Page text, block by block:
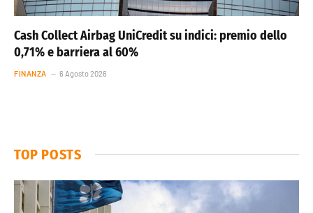
Cash Collect Airbag UniCredit su indici: premio dello
0,71% e barriera al 60%
FINANZA 6 Agosto 2026
TOP POSTS